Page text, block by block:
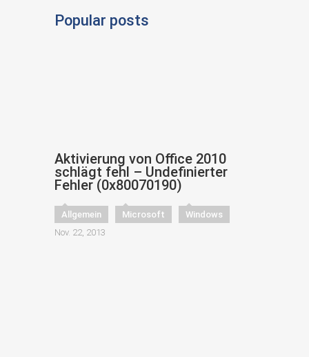
Popular posts
Aktivierung von Office 2010
schlägt fehl – Undefinierter
Fehler (0x80070190)
Allgemein Microsoft
Windows
Nov. 22, 2013